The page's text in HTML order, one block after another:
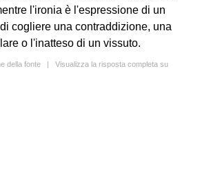
l'ironia è l'espressione di un
cogliere una contraddizione, una
o l'inatteso di un vissuto.
della fonte | Visualizza la risposta completa su